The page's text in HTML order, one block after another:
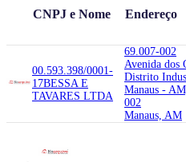
CNPJ e Nome Endereço
00.593.398/0001-
17BESSA E
TAVARES LTDA
69.007-002
Avenida dos
Distrito
Manaus -
002
Manaus, AM